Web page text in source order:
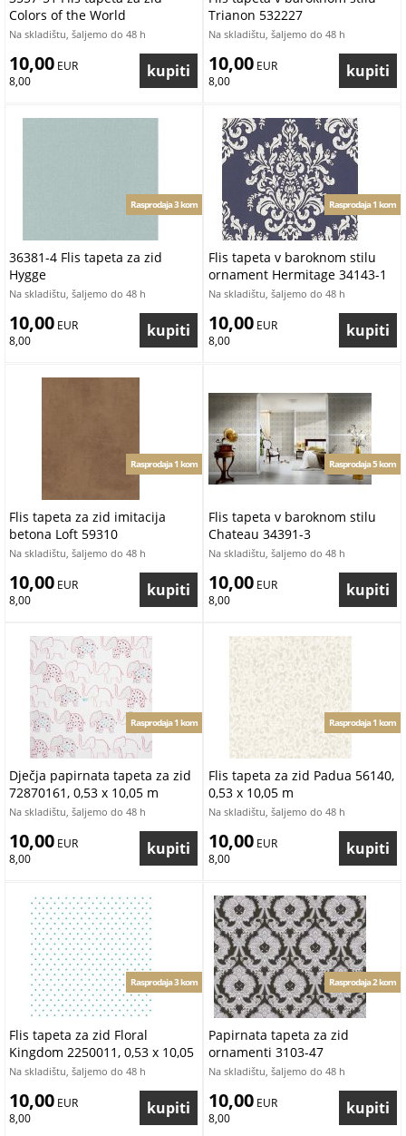
Colors of the World
Na skladištu, šaljemo do 48 h
10,00 EUR
8,00
Trianon 532227
Na skladištu, šaljemo do 48 h
10,00 EUR
8,00
36381-4 Flis tapeta za zid
Hygge
Rasprodaja 3 kom
Na skladištu, šaljemo do 48 h
10,00 EUR
8,00
Flis tapeta v baroknom stilu
ornament Hermitage 34143-1
Rasprodaja 1 kom
Na skladištu, šaljemo do 48 h
10,00 EUR
8,00
Flis tapeta za zid imitacija
betona Loft 59310
Rasprodaja 1 kom
Na skladištu, šaljemo do 48 h
10,00 EUR
8,00
Flis tapeta v baroknom stilu
Chateau 34391-3
Rasprodaja 5 kom
Na skladištu, šaljemo do 48 h
10,00 EUR
8,00
Dječja papirnata tapeta za zid
72870161, 0,53 x 10,05 m
Rasprodaja 1 kom
Na skladištu, šaljemo do 48 h
10,00 EUR
8,00
Flis tapeta za zid Padua 56140,
0,53 x 10,05 m
Rasprodaja 1 kom
Na skladištu, šaljemo do 48 h
10,00 EUR
8,00
Flis tapeta za zid Floral
Kingdom 2250011, 0,53 x 10,05
m
Rasprodaja 3 kom
Na skladištu, šaljemo do 48 h
10,00 EUR
8,00
Papirnata tapeta za zid
ornamenti 3103-47
Rasprodaja 2 kom
Na skladištu, šaljemo do 48 h
10,00 EUR
8,00